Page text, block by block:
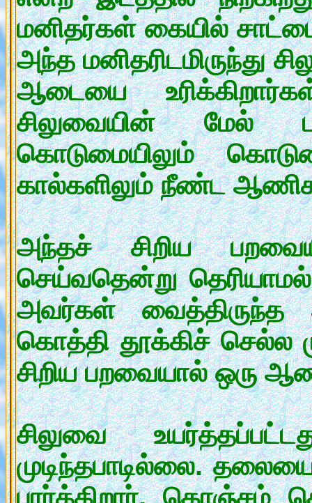
மனிதர்கள் கையில்
அந்த மனிதரிடமிருந்து
ஆடையை
சிலுவையின் மேல்
கொடுமையிலும்
கால்களிலும் நீண்ட
அந்தச் சிறிய
செய்வதென்று
அவர்கள்
கொத்தி தூக்கிச் செல்ல
சிறிய பறவையால் ஒரு
சிலுவை
முடிந்தபாடில்லை.